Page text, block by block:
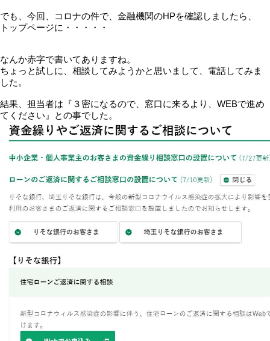
でも、今回、コロナの件で、金融機関のHPを確認しましたら、
トップページに・・・・・
なんか赤字で書いてありますね。
ちょっと試しに、相談してみようかと思いまして、電話してみま
した。
結果、担当者は『３密になるので、窓口に来るより、WEBで進め
てください』との事でした。